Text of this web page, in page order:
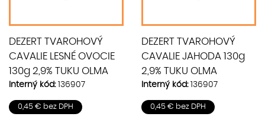
DEZERT TVAROHOVÝ
CAVALIE LESNÉ OVOCIE
130g 2,9% TUKU OLMA
Interný kód:136907
0,45 € bez DPH
DEZERT TVAROHOVÝ
CAVALIE JAHODA 130g
2,9% TUKU OLMA
Interný kód:136907
0,45 € bez DPH